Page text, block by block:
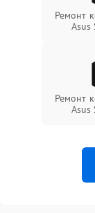
Ремонт
Asus
Ремонт
Asus